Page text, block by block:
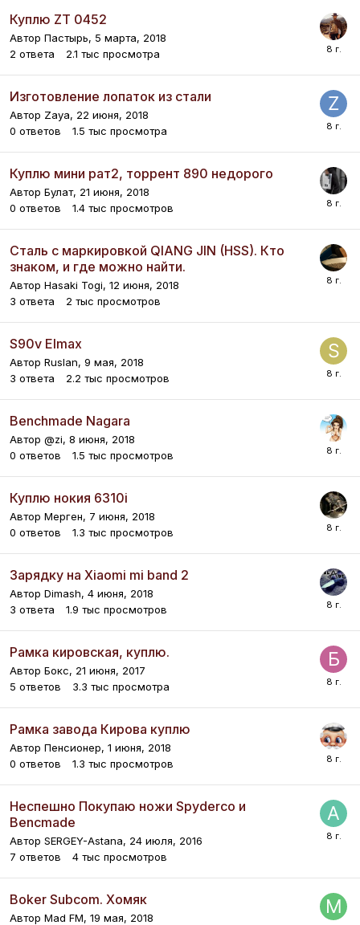
Куплю ZT 0452
Автор Пастырь, 5 марта, 2018
2 ответа 2.1 тыс просмотра
Изготовление лопаток из стали
Автор Zaya, 22 июня, 2018
0 ответов 1.5 тыс просмотра
Куплю мини рат2, торрент 890 недорого
Автор Булат, 21 июня, 2018
0 ответов 1.4 тыс просмотров
Сталь с маркировкой QIANG JIN (HSS). Кто
знаком, и где можно найти.
Автор Hasaki Togi, 12 июня, 2018
3 ответа 2 тыс просмотров
S90v Elmax
Автор Ruslan, 9 мая, 2018
3 ответа 2.2 тыс просмотров
Benchmade Nagara
Автор @zi, 8 июня, 2018
0 ответов 1.5 тыс просмотров
Куплю нокия 6310i
Автор Мерген, 7 июня, 2018
0 ответов 1.3 тыс просмотров
Зарядку на Xiaomi mi band 2
Автор Dimash, 4 июня, 2018
3 ответа 1.9 тыс просмотров
Рамка кировская, куплю.
Автор Бокс, 21 июня, 2017
5 ответов 3.3 тыс просмотра
Рамка завода Кирова куплю
Автор Пенсионер, 1 июня, 2018
0 ответов 1.3 тыс просмотров
Неспешно Покупаю ножи Spyderco и
Bencmade
Автор SERGEY-Astana, 24 июля, 2016
7 ответов 4 тыс просмотров
Boker Subcom. Хомяк
Автор Mad FM, 19 мая, 2018